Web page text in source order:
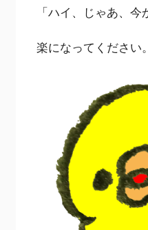
「ハイ、じゃあ、今
楽になってください